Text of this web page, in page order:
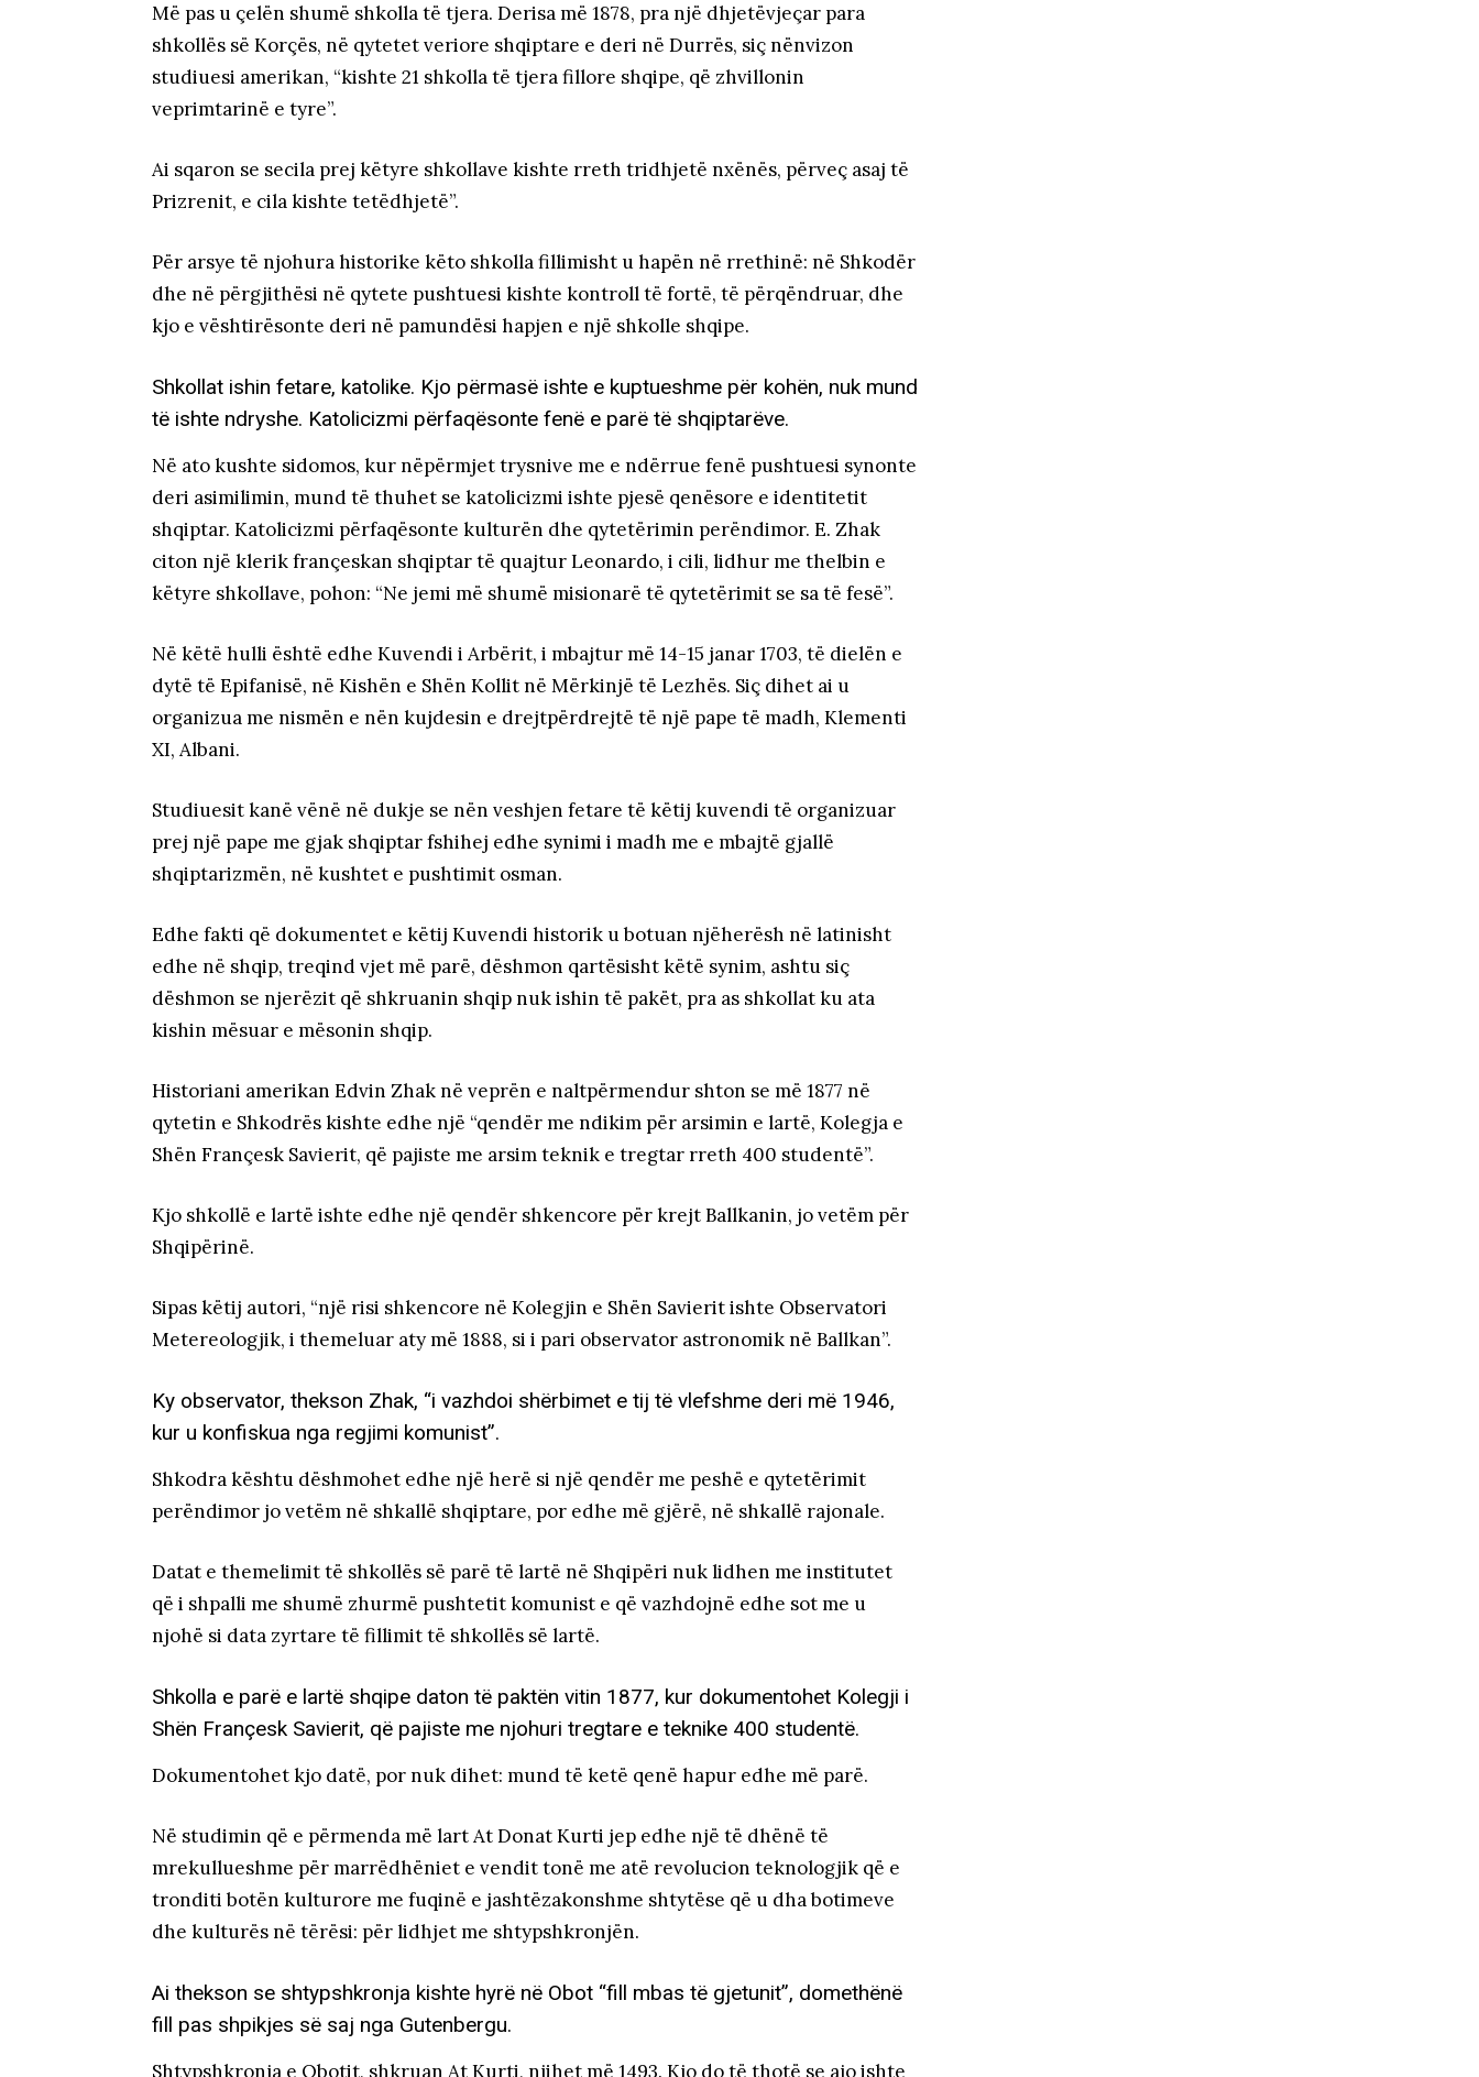
Më pas u çelën shumë shkolla të tjera. Derisa më 1878, pra një dhjetëvjeçar para
shkollës së Korçës, në qytetet veriore shqiptare e deri në Durrës, siç nënvizon
studiuesi amerikan, “kishte 21 shkolla të tjera fillore shqipe, që zhvillonin
veprimtarinë e tyre”.
Ai sqaron se secila prej këtyre shkollave kishte rreth tridhjetë nxënës, përveç asaj të
Prizrenit, e cila kishte tetëdhjetë”.
Për arsye të njohura historike këto shkolla fillimisht u hapën në rrethinë: në Shkodër
dhe në përgjithësi në qytete pushtuesi kishte kontroll të fortë, të përqëndruar, dhe
kjo e vështirësonte deri në pamundësi hapjen e një shkolle shqipe.
Shkollat ishin fetare, katolike. Kjo përmasë ishte e kuptueshme për kohën, nuk mund
të ishte ndryshe. Katolicizmi përfaqësonte fenë e parë të shqiptarëve.
Në ato kushte sidomos, kur nëpërmjet trysnive me e ndërrue fenë pushtuesi synonte
deri asimilimin, mund të thuhet se katolicizmi ishte pjesë qenësore e identitetit
shqiptar. Katolicizmi përfaqësonte kulturën dhe qytetërimin perëndimor. E. Zhak
citon një klerik françeskan shqiptar të quajtur Leonardo, i cili, lidhur me thelbin e
këtyre shkollave, pohon: “Ne jemi më shumë misionarë të qytetërimit se sa të fesë”.
Në këtë hulli është edhe Kuvendi i Arbërit, i mbajtur më 14-15 janar 1703, të dielën e
dytë të Epifanisë, në Kishën e Shën Kollit në Mërkinjë të Lezhës. Siç dihet ai u
organizua me nismën e nën kujdesin e drejtpërdrejtë të një pape të madh, Klementi
XI, Albani.
Studiuesit kanë vënë në dukje se nën veshjen fetare të këtij kuvendi të organizuar
prej një pape me gjak shqiptar fshihej edhe synimi i madh me e mbajtë gjallë
shqiptarizmën, në kushtet e pushtimit osman.
Edhe fakti që dokumentet e këtij Kuvendi historik u botuan njëherësh në latinisht
edhe në shqip, treqind vjet më parë, dëshmon qartësisht këtë synim, ashtu siç
dëshmon se njerëzit që shkruanin shqip nuk ishin të pakët, pra as shkollat ku ata
kishin mësuar e mësonin shqip.
Historiani amerikan Edvin Zhak në veprën e naltpërmendur shton se më 1877 në
qytetin e Shkodrës kishte edhe një “qendër me ndikim për arsimin e lartë, Kolegja e
Shën Françesk Savierit, që pajiste me arsim teknik e tregtar rreth 400 studentë”.
Kjo shkollë e lartë ishte edhe një qendër shkencore për krejt Ballkanin, jo vetëm për
Shqipërinë.
Sipas këtij autori, “një risi shkencore në Kolegjin e Shën Savierit ishte Observatori
Metereologjik, i themeluar aty më 1888, si i pari observator astronomik në Ballkan”.
Ky observator, thekson Zhak, “i vazhdoi shërbimet e tij të vlefshme deri më 1946,
kur u konfiskua nga regjimi komunist”.
Shkodra kështu dëshmohet edhe një herë si një qendër me peshë e qytetërimit
perëndimor jo vetëm në shkallë shqiptare, por edhe më gjërë, në shkallë rajonale.
Datat e themelimit të shkollës së parë të lartë në Shqipëri nuk lidhen me institutet
që i shpalli me shumë zhurmë pushtetit komunist e që vazhdojnë edhe sot me u
njohë si data zyrtare të fillimit të shkollës së lartë.
Shkolla e parë e lartë shqipe daton të paktën vitin 1877, kur dokumentohet Kolegji i
Shën Françesk Savierit, që pajiste me njohuri tregtare e teknike 400 studentë.
Dokumentohet kjo datë, por nuk dihet: mund të ketë qenë hapur edhe më parë.
Në studimin që e përmenda më lart At Donat Kurti jep edhe një të dhënë të
mrekullueshme për marrëdhëniet e vendit tonë me atë revolucion teknologjik që e
tronditi botën kulturore me fuqinë e jashtëzakonshme shtytëse që u dha botimeve
dhe kulturës në tërësi: për lidhjet me shtypshkronjën.
Ai thekson se shtypshkronja kishte hyrë në Obot “fill mbas të gjetunit”, domethënë
fill pas shpikjes së saj nga Gutenbergu.
Shtypshkronja e Obotit, shkruan At Kurti, njihet më 1493. Kjo do të thotë se ajo ishte